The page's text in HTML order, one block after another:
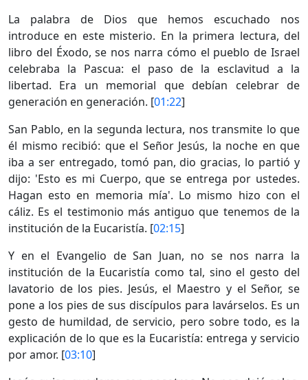
La palabra de Dios que hemos escuchado nos
introduce en este misterio. En la primera lectura, del
libro del Éxodo, se nos narra cómo el pueblo de Israel
celebraba la Pascua: el paso de la esclavitud a la
libertad. Era un memorial que debían celebrar de
generación en generación. [01:22]
San Pablo, en la segunda lectura, nos transmite lo que
él mismo recibió: que el Señor Jesús, la noche en que
iba a ser entregado, tomó pan, dio gracias, lo partió y
dijo: 'Esto es mi Cuerpo, que se entrega por ustedes.
Hagan esto en memoria mía'. Lo mismo hizo con el
cáliz. Es el testimonio más antiguo que tenemos de la
institución de la Eucaristía. [02:15]
Y en el Evangelio de San Juan, no se nos narra la
institución de la Eucaristía como tal, sino el gesto del
lavatorio de los pies. Jesús, el Maestro y el Señor, se
pone a los pies de sus discípulos para lavárselos. Es un
gesto de humildad, de servicio, pero sobre todo, es la
explicación de lo que es la Eucaristía: entrega y servicio
por amor. [03:10]